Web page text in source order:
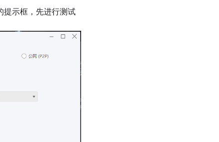
提示框，先进行测试